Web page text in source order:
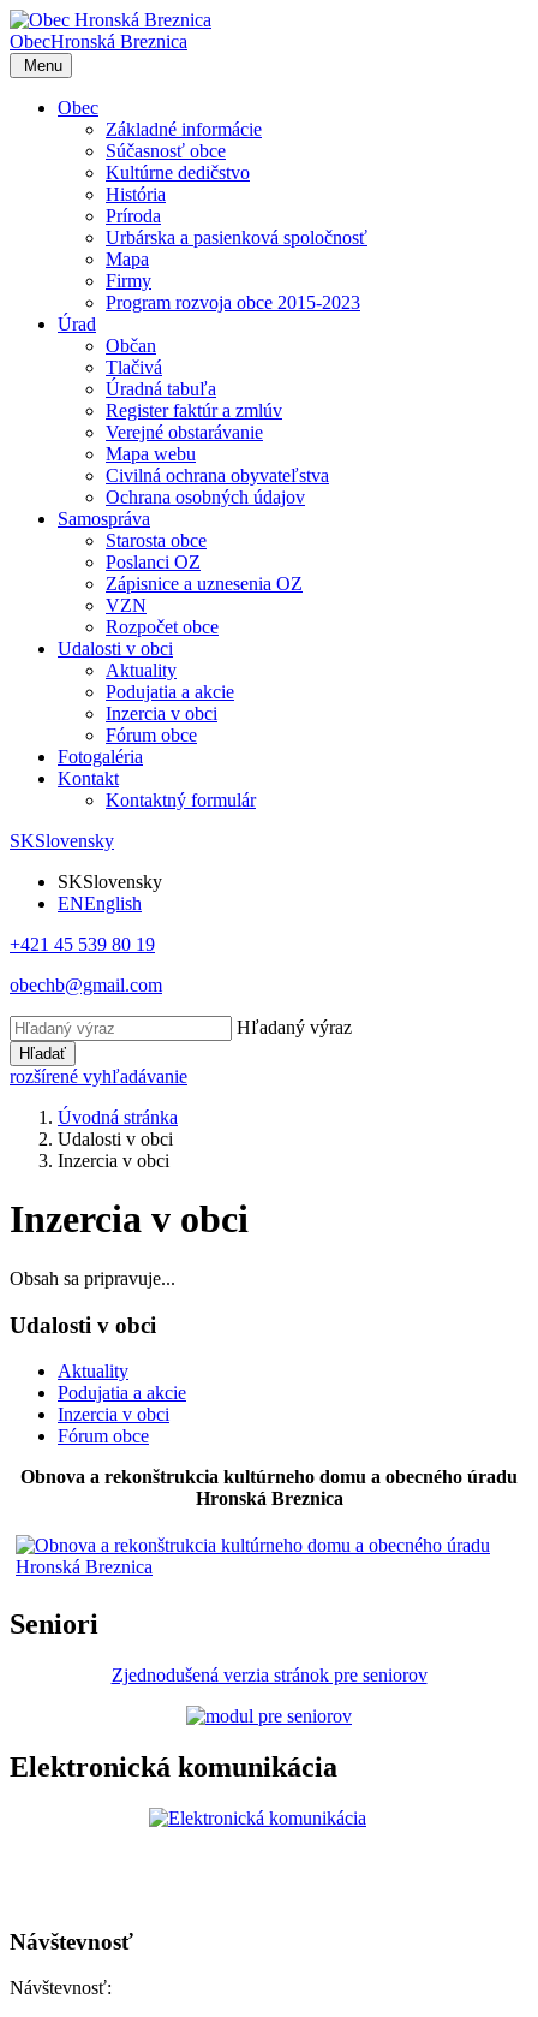
ObecHronská Breznica
Menu
Obec
Základné informácie
Súčasnosť obce
Kultúrne dedičstvo
História
Príroda
Urbárska a pasienková spoločnosť
Mapa
Firmy
Program rozvoja obce 2015-2023
Úrad
Občan
Tlačivá
Úradná tabuľa
Register faktúr a zmlúv
Verejné obstarávanie
Mapa webu
Civilná ochrana obyvateľstva
Ochrana osobných údajov
Samospráva
Starosta obce
Poslanci OZ
Zápisnice a uznesenia OZ
VZN
Rozpočet obce
Udalosti v obci
Aktuality
Podujatia a akcie
Inzercia v obci
Fórum obce
Fotogaléria
Kontakt
Kontaktný formulár
SKSlovensky
SKSlovensky
ENEnglish
+421 45 539 80 19
obechb@gmail.com
Hľadaný výraz
Hľadať
rozšírené vyhľadávanie
Úvodná stránka
Udalosti v obci
Inzercia v obci
Inzercia v obci
Obsah sa pripravuje...
Udalosti v obci
Aktuality
Podujatia a akcie
Inzercia v obci
Fórum obce
Obnova a rekonštrukcia kultúrneho domu a obecného úradu
Hronská Breznica
Seniori
Zjednodušená verzia stránok pre seniorov
Elektronická komunikácia
Návštevnosť
Návštevnosť: